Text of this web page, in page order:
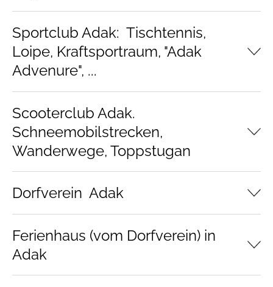
Sportclub Adak: Tischtennis,
Loipe, Kraftsportraum, "Adak
Advenure", ...
Scooterclub Adak.
Schneemobilstrecken,
Wanderwege, Toppstugan
Dorfverein Adak
Ferienhaus (vom Dorfverein) in
Adak